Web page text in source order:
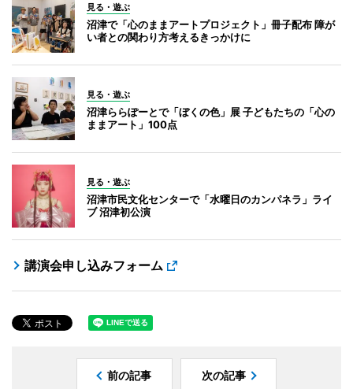
見る・遊ぶ
沼津で「心のままアートプロジェクト」冊子配布 障が
い者との関わり方考えるきっかけに
見る・遊ぶ
沼津ららぽーとで「ぼくの色」展 子どもたちの「心の
ままアート」100点
見る・遊ぶ
沼津市民文化センターで「水曜日のカンパネラ」ライ
ブ 沼津初公演
講演会申し込みフォーム
前の記事 次の記事